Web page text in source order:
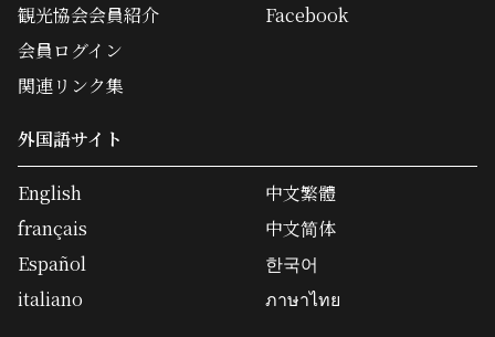
観光協会会員紹介
会員ログイン
関連リンク集
Facebook
外国語サイト
English
français
Español
italiano
中文繁體
中文简体
한국어
ภาษาไทย